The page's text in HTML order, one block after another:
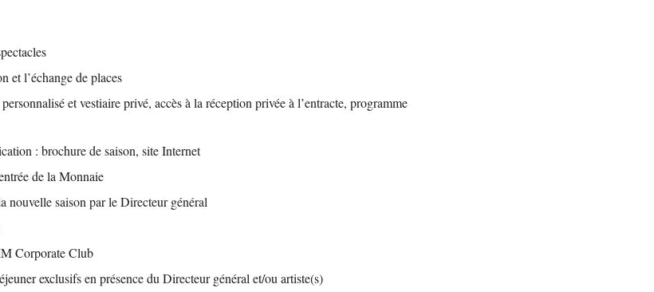
et l’échange de places
et vestiaire privé, accès à la réception privée à l’entracte, programme
: brochure de saison, site Internet
de la Monnaie
nouvelle saison par le Directeur général
Corporate Club
exclusifs en présence du Directeur général et/ou artiste(s)